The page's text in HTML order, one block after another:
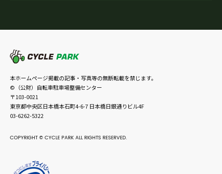
本ホームページ掲載の記事・写真等の無断転載を禁じます。
©（公財）自転車駐車場整備センター
〒103-0021
東京都中央区日本橋本石町4-6-7 日本橋日銀通りビル4F
03-6262-5322
COPYRIGHT © CYCLE PARK ALL RIGHTS RESERVED.